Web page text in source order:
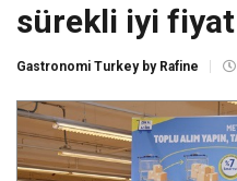
sürekli iyi fiyat
Gastronomi Turkey by Rafine